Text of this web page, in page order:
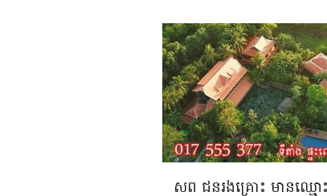
សព ជនរងគ្រោះ មានឈ្មោ